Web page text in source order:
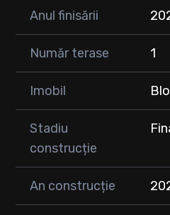
Anul finisării
Număr terase 1
Imobil
Stadiu
construcție
An construcție